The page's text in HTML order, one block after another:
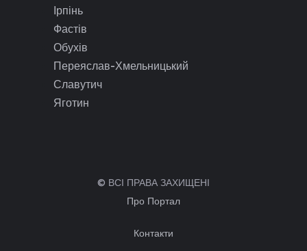
Ірпінь
Фастів
Обухів
Переяслав-Хмельницький
Славутич
Яготин
© ВСІ ПРАВА ЗАХИЩЕНІ
Про Портал
Контакти